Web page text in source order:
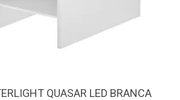
QUASAR LED BRANCA